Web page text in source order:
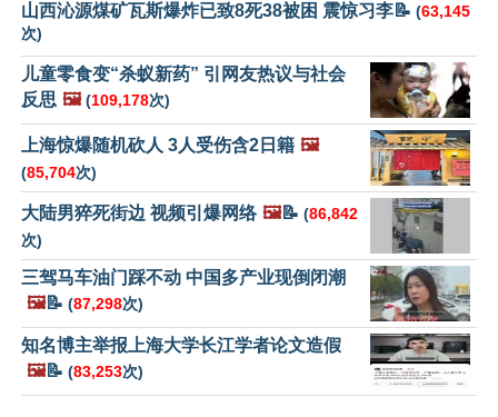
山西沁源煤矿瓦斯爆炸已致8死38被困 震惊习李📝 (63,145
次)
儿童零食变“杀蚁新药” 引网友热议与社会
反思 🖼️ (109,178次)
上海惊爆随机砍人 3人受伤含2日籍 🖼️
(85,704次)
大陆男猝死街边 视频引爆网络 🖼️📝 (86,842
次)
三驾马车油门踩不动 中国多产业现倒闭潮
🖼️📝 (87,298次)
知名博主举报上海大学长江学者论文造假
🖼️📝 (83,253次)